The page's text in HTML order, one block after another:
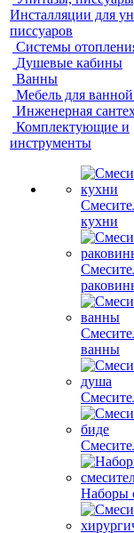
Инсталляции для
писсуаров
Системы
Душевые кабины
Ванны
Мебель для
Инженерная
Комплектующие и
инструменты
кухни
ванны
Наборы